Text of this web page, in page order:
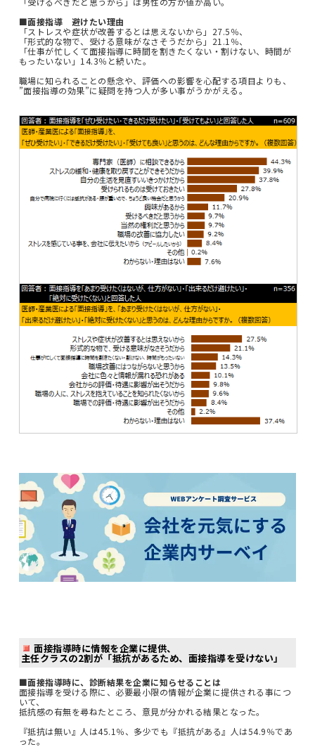
■面接指導 避けたい理由
「ストレスや症状が改善するとは思えないから」27.5％、
「形式的な物で、受ける意味がなさそうだから」21.1％、
「仕事が忙しくて面接指導に時間を割きたくない・割けない、時間が
もったいない」14.3％と続いた。
職場に知られることの懸念や、評価への影響を心配する項目よりも、
”面接指導の効果”に疑問を持つ人が多い事がうかがえる。
面接指導時に情報を企業に提供、
主任クラスの2割が「抵抗があるため、面接指導を受けない」
■面接指導時に、診断結果を企業に知らせることは
面接指導を受ける際に、必要最小限の情報が企業に提供される事につ
いて、
抵抗感の有無を尋ねたところ、意見が分かれる結果となった。
『抵抗は無い』人は45.1％、多少でも『抵抗がある』人は54.9％であ
った。